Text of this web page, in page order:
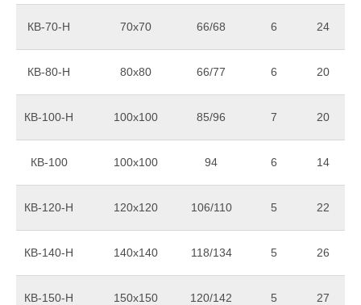
КВ-70-Н 70х70 66/68 6 24
КВ-80-Н 80х80 66/77 6 20
КВ-100-Н 100х100 85/96 7 20
КВ-100 100х100 94 6 14
КВ-120-Н 120х120 106/110 5 22
КВ-140-Н 140х140 118/134 5 26
КВ-150-Н 150х150 120/142 5 27